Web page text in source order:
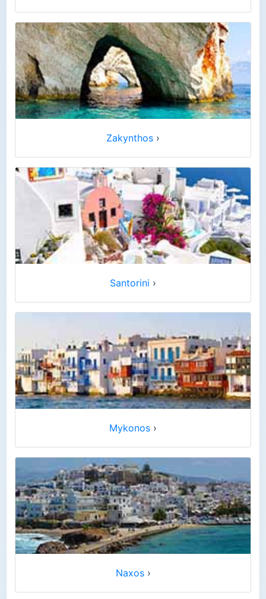
Zakynthos ›
Santorini ›
Mykonos ›
Naxos›